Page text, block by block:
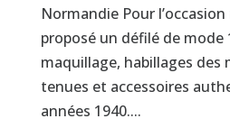
Normandie Pour
proposé un défilé de mode
maquillage, habillages des
tenues et accessoires
années 1940....